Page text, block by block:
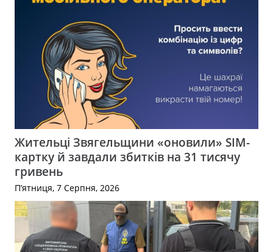
Жительці Звягельщини «оновили» SIM-
картку й завдали збитків на 31 тисячу
гривень
П’ятниця, 7 Серпня, 2026